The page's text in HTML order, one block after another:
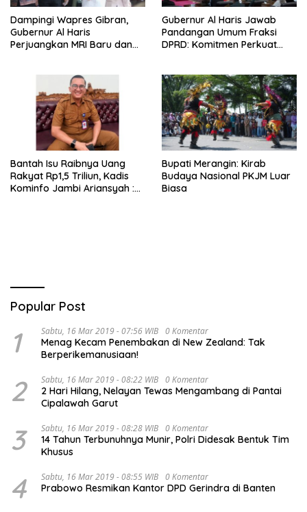
Dampingi Wapres Gibran,
Gubernur Al Haris
Perjuangkan MRI Baru dan
Gubernur Al Haris Jawab
Pandangan Umum Fraksi
DPRD: Komitmen Perkuat
Bantah Isu Raibnya Uang
Rakyat Rp1,5 Triliun, Kadis
Kominfo Jambi Ariansyah :
Bupati Merangin: Kirab
Budaya Nasional PKJM Luar
Biasa
Popular Post
1 Sabtu, 16 Mar 2019 - 07:56 WIB 0 Komentar
Menag Kecam Penembakan di New Zealand: Tak
Berperikemanusiaan!
2 Sabtu, 16 Mar 2019 - 08:22 WIB 0 Komentar
2 Hari Hilang, Nelayan Tewas Mengambang di Pantai
Cipalawah Garut
3 Sabtu, 16 Mar 2019 - 08:28 WIB 0 Komentar
14 Tahun Terbunuhnya Munir, Polri Didesak Bentuk Tim
Khusus
4 Sabtu, 16 Mar 2019 - 08:55 WIB 0 Komentar
Prabowo Resmikan Kantor DPD Gerindra di Banten